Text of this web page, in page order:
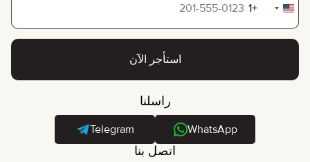
United
States
+1
استأجر الآن
راسلنا
WhatsApp
Telegram
اتصل بنا